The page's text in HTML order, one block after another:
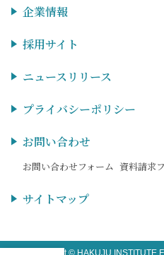
企業情報
採用サイト
ニュースリリース
プライバシーポリシー
お問い合わせ
お問い合わせフォーム 資料請求
サイトマップ